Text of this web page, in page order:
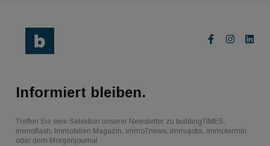
Informiert bleiben.
Treffen Sie eine Selektion unserer Newsletter zu buildingTIMES,
immoflash, Immobilien Magazin, immo7news, immojobs, immotermin
oder dem Morgenjournal